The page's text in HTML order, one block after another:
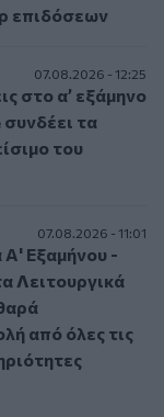
επιδόσεων
07.08.2026 - 12:25
στο α’ εξάμηνο
τα
του
07.08.2026 - 11:01
Εξαμήνου -
Λειτουργικά
από όλες τις